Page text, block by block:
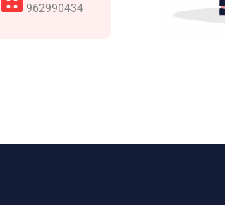
962990434